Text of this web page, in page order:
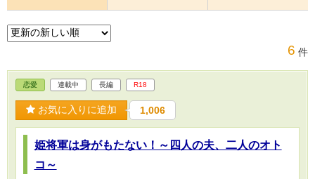
6 件
恋愛 連載中 長編 R18
お気に入りに追加 1,006
姫将軍は身がもたない！～四人の夫、二人のオト
コ～